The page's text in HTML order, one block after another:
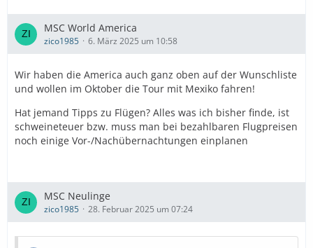
MSC World America
zico1985 6. März 2025 um 10:58
Wir haben die America auch ganz oben auf der Wunschliste
und wollen im Oktober die Tour mit Mexiko fahren!
Hat jemand Tipps zu Flügen? Alles was ich bisher finde, ist
schweineteuer bzw. muss man bei bezahlbaren Flugpreisen
noch einige Vor-/Nachübernachtungen einplanen
MSC Neulinge
zico1985 28. Februar 2025 um 07:24